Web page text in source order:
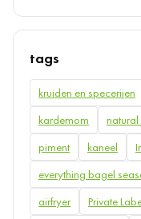
tags
kruiden en specerijen
kardemom
natural
piment
kaneel
everything bagel
airfryer
Private